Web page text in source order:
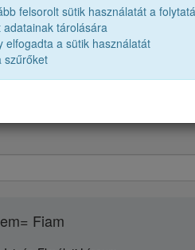
Péter
Fiam
felsorolt sütik használatát a
tárolására
elfogadta a sütik használatát
szűrőket